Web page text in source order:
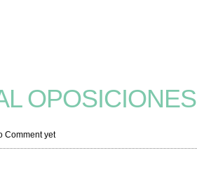
OPOSICIONES
Comment yet